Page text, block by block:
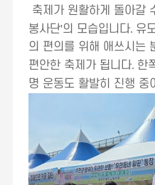
축제가 원활하게 돌아갈
봉사단'의 모습입니다. 유
의 편의를 위해 애쓰시는
편안한 축제가 됩니다. 한
명 운동도 활발히 진행 중